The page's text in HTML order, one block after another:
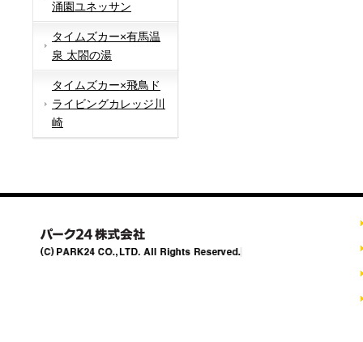
涌園ユネッサン
タイムズカー×有馬温
泉 太閤の湯
タイムズカー×飛鳥ド
ライビングカレッジ川
崎